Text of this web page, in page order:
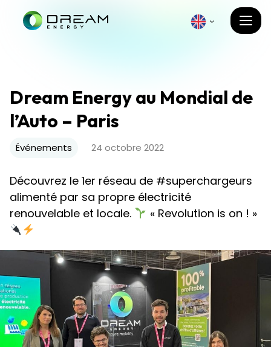
Dream Energy au Mondial de
l’Auto – Paris
Événements 24 octobre 2022
Découvrez le 1er réseau de #superchargeurs
alimenté par sa propre électricité
renouvelable et locale.
« Revolution is on ! »